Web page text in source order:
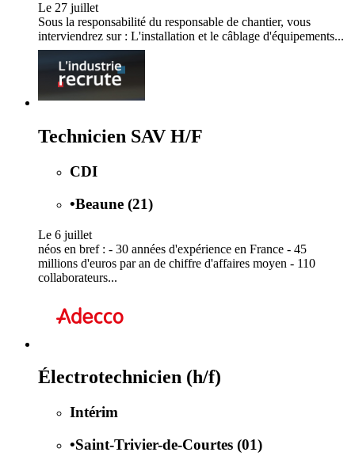
Le 27 juillet
Sous la responsabilité du responsable de chantier, vous
interviendrez sur : L'installation et le câblage d'équipements...
Technicien SAV H/F
CDI
•Beaune (21)
Le 6 juillet
néos en bref : - 30 années d'expérience en France - 45
millions d'euros par an de chiffre d'affaires moyen - 110
collaborateurs...
Électrotechnicien (h/f)
Intérim
•Saint-Trivier-de-Courtes (01)